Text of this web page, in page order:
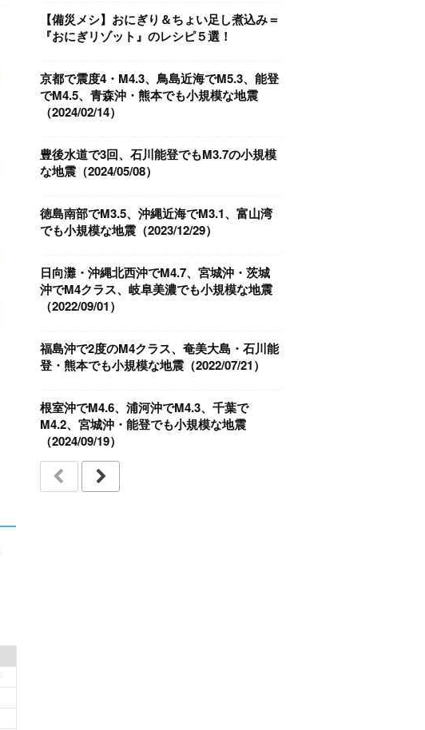
【備災メシ】おにぎり＆ちょい足し煮込み＝
『おにぎリゾット』のレシピ５選！
京都で震度4・M4.3、鳥島近海でM5.3、能登
でM4.5、青森沖・熊本でも小規模な地震
（2024/02/14）
豊後水道で3回、石川能登でもM3.7の小規模
な地震（2024/05/08）
徳島南部でM3.5、沖縄近海でM3.1、富山湾
でも小規模な地震（2023/12/29）
日向灘・沖縄北西沖でM4.7、宮城沖・茨城
沖でM4クラス、岐阜美濃でも小規模な地震
（2022/09/01）
福島沖で2度のM4クラス、奄美大島・石川能
登・熊本でも小規模な地震（2022/07/21）
根室沖でM4.6、浦河沖でM4.3、千葉で
M4.2、宮城沖・能登でも小規模な地震
（2024/09/19）